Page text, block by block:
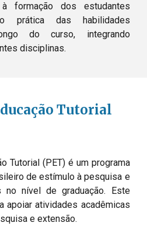
formação dos estudantes
prática das habilidades
do curso, integrando
disciplinas.
Tutorial
Tutorial (PET) é um programa
de estímulo à pesquisa e
no nível de graduação. Este
apoiar atividades acadêmicas
e extensão.